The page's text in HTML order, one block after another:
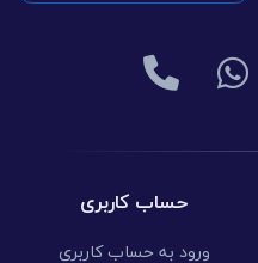
حساب کاربری
ورود به حساب کاربری